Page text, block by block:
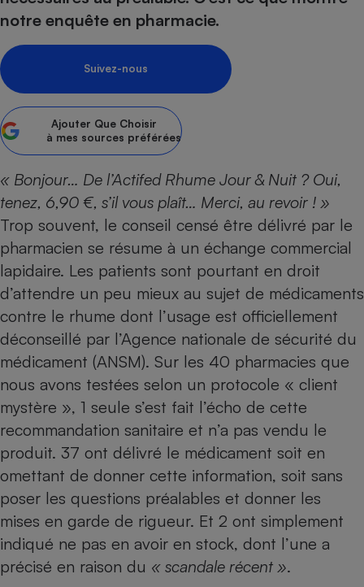
notre enquête en pharmacie.
Suivez-nous
Ajouter Que Choisir
à mes sources préférées
« Bonjour… De l’Actifed Rhume Jour & Nuit ? Oui,
tenez, 6,90 €, s’il vous plaît… Merci, au revoir ! »
Trop souvent, le conseil censé être délivré par le
pharmacien se résume à un échange commercial
lapidaire. Les patients sont pourtant en droit
d’attendre un peu mieux au sujet de médicaments
contre le rhume dont l’usage est officiellement
déconseillé par l’Agence nationale de sécurité du
médicament (ANSM). Sur les 40 pharmacies que
nous avons testées selon un protocole « client
mystère », 1 seule s’est fait l’écho de cette
recommandation sanitaire et n’a pas vendu le
produit. 37 ont délivré le médicament soit en
omettant de donner cette information, soit sans
poser les questions préalables et donner les
mises en garde de rigueur. Et 2 ont simplement
indiqué ne pas en avoir en stock, dont l’une a
précisé en raison du « scandale récent ».
bouteille
Assurance emprunteur
Banque
Petit électroménager -
Plaque de cuisson à
induction
Climatiseur -
Téléviseur
Téléphone mobile -
Smartphone
Antivirus
Radiateur électrique
Climatiseur -
Ventilateur
Antimoustique